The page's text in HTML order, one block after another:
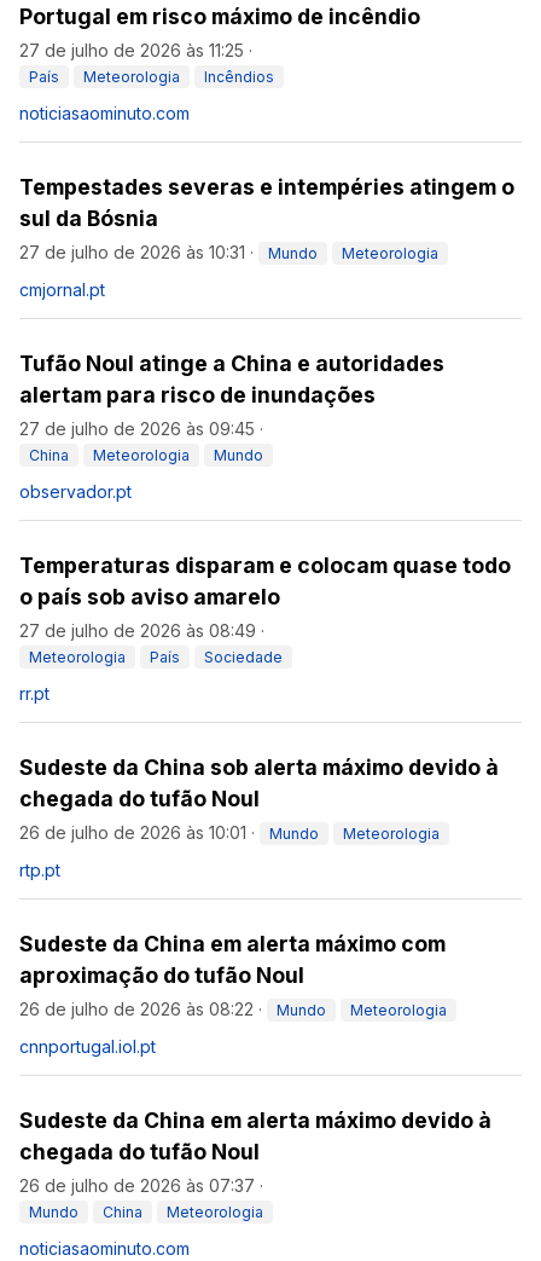
Portugal em risco máximo de incêndio
27 de julho de 2026 às 11:25 ·
País Meteorologia Incêndios
noticiasaominuto.com
Tempestades severas e intempéries atingem o
sul da Bósnia
27 de julho de 2026 às 10:31 · Mundo Meteorologia
cmjornal.pt
Tufão Noul atinge a China e autoridades
alertam para risco de inundações
27 de julho de 2026 às 09:45 ·
China Meteorologia Mundo
observador.pt
Temperaturas disparam e colocam quase todo
o país sob aviso amarelo
27 de julho de 2026 às 08:49 ·
Meteorologia País Sociedade
rr.pt
Sudeste da China sob alerta máximo devido à
chegada do tufão Noul
26 de julho de 2026 às 10:01 · Mundo Meteorologia
rtp.pt
Sudeste da China em alerta máximo com
aproximação do tufão Noul
26 de julho de 2026 às 08:22 · Mundo Meteorologia
cnnportugal.iol.pt
Sudeste da China em alerta máximo devido à
chegada do tufão Noul
26 de julho de 2026 às 07:37 ·
Mundo China Meteorologia
noticiasaominuto.com